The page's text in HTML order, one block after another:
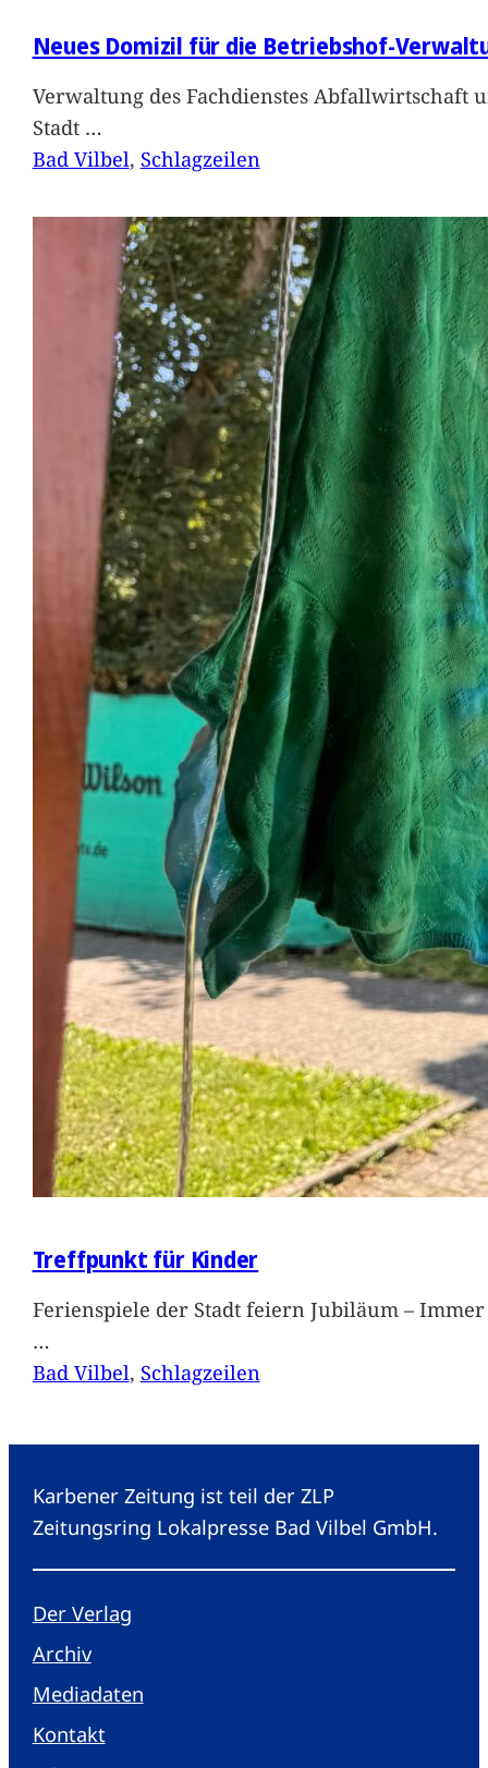
Neues Domizil für die Betriebshof-
Verwaltung des Fachdienstes Abfallwirtschaft
Stadt …
Bad Vilbel, Schlagzeilen
Treffpunkt für Kinder
Ferienspiele der Stadt feiern Jubiläum –
…
Bad Vilbel, Schlagzeilen
Karbener Zeitung ist teil der ZLP
Zeitungsring Lokalpresse Bad Vilbel GmbH.
Der Verlag
Archiv
Mediadaten
Kontakt